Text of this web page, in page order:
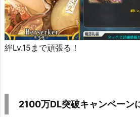
絆Lv.15まで頑張る！
2100万DL突破キャンペーン